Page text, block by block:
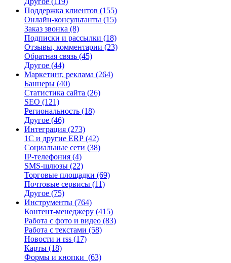
Поддержка клиентов (155)
Онлайн-консультанты (15)
Заказ звонка (8)
Подписки и рассылки (18)
Отзывы, комментарии (23)
Обратная связь (45)
Другое (44)
Маркетинг, реклама (264)
Баннеры (40)
Статистика сайта (26)
SEO (121)
Региональность (18)
Другое (46)
Интеграция (273)
1С и другие ERP (42)
Социальные сети (38)
IP-телефония (4)
SMS-шлюзы (22)
Торговые площадки (69)
Почтовые сервисы (11)
Другое (75)
Инструменты (764)
Контент-менеджеру (415)
Работа с фото и видео (83)
Работа с текстами (58)
Новости и rss (17)
Карты (18)
Формы и кнопки (63)